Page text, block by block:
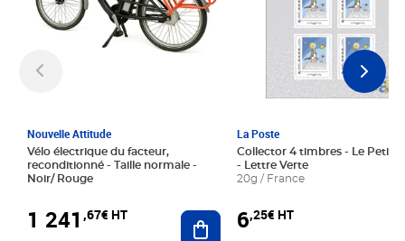
Nouvelle Attitude
Vélo électrique du facteur,
reconditionné - Taille normale -
Noir/ Rouge
1 241 ,67€ HT Ajouter au panier
La Poste
Collector 4 timbres - Le Petit
- Lettre Verte
20g / France
6,25€ HT